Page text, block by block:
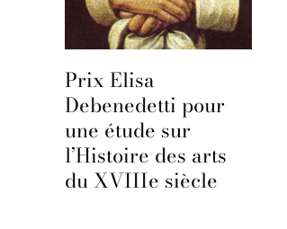
Prix Elisa
Debenedetti pour
une étude sur
l’Histoire des arts
du XVIIIe siècle